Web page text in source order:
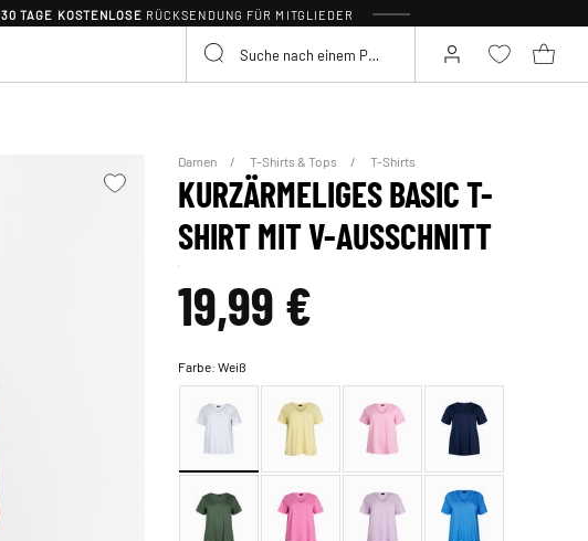
30 TAGE KOSTENLOSE RÜCKSENDUNG FÜR MITGLIEDER
Damen T-Shirts & Tops T-Shirts
KURZÄRMELIGES BASIC T-
SHIRT MIT V-AUSSCHNITT
19,99 €
Farbe:Weiß